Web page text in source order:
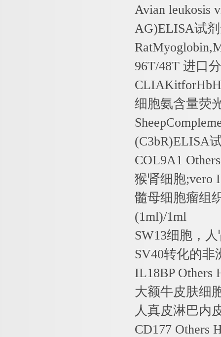
Avian leukosis
AG)ELISA试
96T/48T 进口
细胞氨含量荧
(C3bR)ELISA
COL9A1
猴肾细胞;vero
髓母细胞瘤组
(1ml)/1ml
SW13细胞，
SV40转化的非
IL18BP Others
大额牛皮肤细
人真皮淋巴内
CD177 Others